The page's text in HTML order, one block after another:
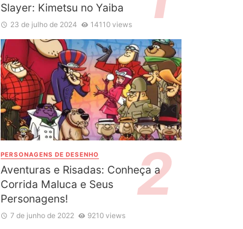
Slayer: Kimetsu no Yaiba
23 de julho de 2024 14110 views
PERSONAGENS DE DESENHO
Aventuras e Risadas: Conheça a
Corrida Maluca e Seus
Personagens!
7 de junho de 2022 9210 views